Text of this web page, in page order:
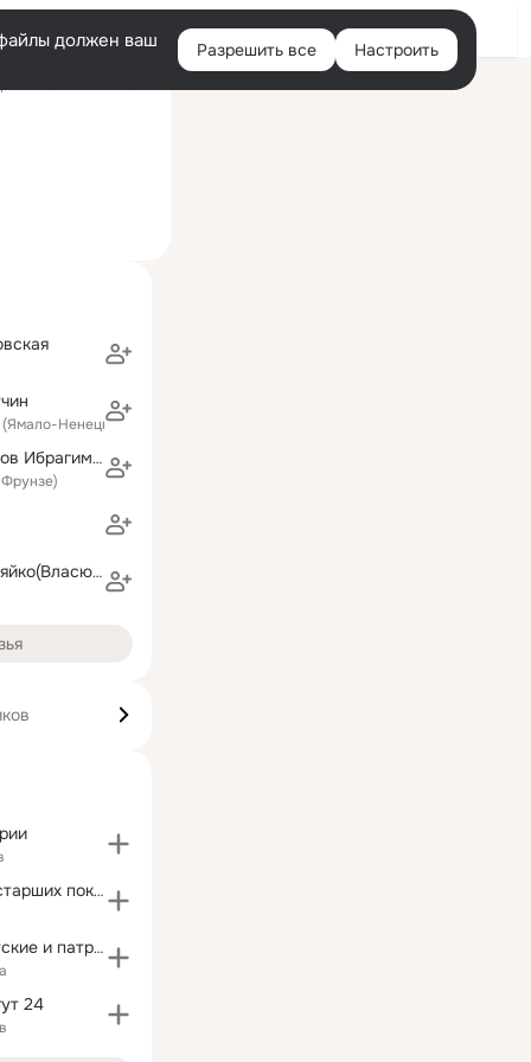
Войти
должен ваш Разрешить все Настроить
Ненецкий АО)
Динислам Аюбов Ибрагимович
Татьяна Помеляйко(Власюк)
Интернет для старших поколений
Семейные, детские и патриотические фильмы.
24